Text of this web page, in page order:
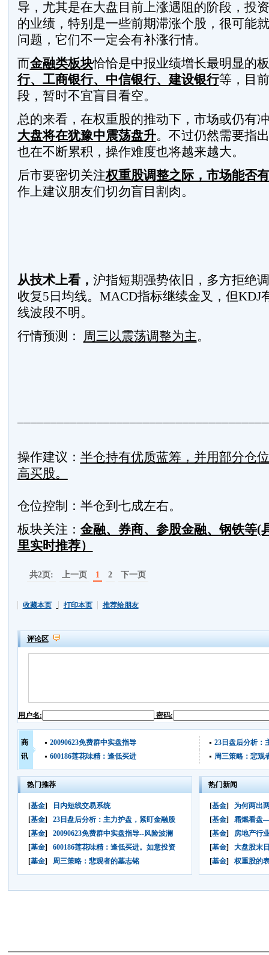
导，尤其是在大盘目前上涨遇阻的阶段，投
的业绩，特别是一些前期滞涨个股，很可能
问题，它们不一定会有补涨行情。
而金融类板块恰恰是中报业绩增长最明显的
行、工商银行、中信银行、建设银行等，目
段，暂时不宜盲目看空。
总的来看，在权重股的推动下，市场或仍有
大盘将在犹豫中震荡盘升。不过仍然需要指
也在不断累积，操作难度也将越来越大。
后市要密切关注权重股调整之际，市场能否
作上建议朋友们切勿盲目割肉。
从技术上看， 沪指短期强势依旧，多方拒绝
收复5日均线。MACD指标继续金叉，但KDJ
线波段不明。
行情预测：
周三以震荡调整为主。
操作建议： 半仓持有优质蓝筹，并用部分仓
高买股。
仓位控制：半仓到七成左右。
板块关注： 金融、券商、参股金融、钢铁等(
里实时推荐）
共2页: 上一页 1 2 下一页
收藏本页 打印本页 推荐给朋友
评论区
用户名: 密码:
商
讯
20090623免费群中实盘指导
23日盘后分析：
600186莲花味精：逢低买进
周三策略：悲观
热门推荐
[基金]
日内短线交易系统
[基金]
23日盘后分析：主力护盘，紧盯金融股
[基金]
20090623免费群中实盘指导--风险波澜
[基金]
600186莲花味精：逢低买进。如意投资
[基金] 周三策略：悲观者的墓志铭
热门新闻
[基金]
为何两出
[基金]
霜燃看盘
[基金]
房地产行
[基金]
大盘股末
[基金] 权重股的